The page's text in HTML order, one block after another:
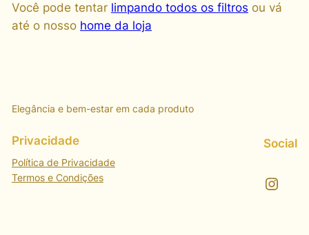
Você pode tentar limpando todos os filtros ou vá
até o nosso home da loja
Elegância e bem-estar em cada produto
Privacidade
Política de Privacidade
Termos e Condições
Social
Instagram